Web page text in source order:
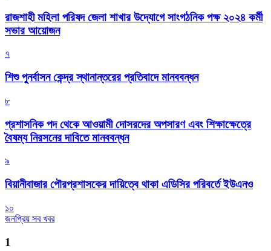
রাজশাহী মহিলা পরিষদ জেলা শাখার উদ্যোগে সাংগঠনিক পক্ষ ২০২৪ কর্মী
সভার আয়োজন
৭
শিশু পুনর্বাসন কেন্দ্র স্থানান্তরের প্রতিবাদে মানববন্ধন
৮
প্রশাসনিক পদ থেকে আওয়ামী দোসরদের অপসারণ এবং শিক্ষাক্ষেত্রে
বৈষম্য নিরসনের দাবিতে মানববন্ধন
৯
বিয়ানীবাজার পৌরপ্রশাসকের দায়িত্বে থাকা এডিসির পরিবর্তে ইউএনও
১০
জনপ্রিয় সব খবর
1